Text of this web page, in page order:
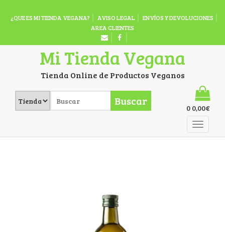
¿QUE ES MI TIENDA VEGANA? AVISO LEGAL
ENVÍOS Y DEVOLUCIONES
AREA CLIENTES
Mi Tienda Vegana
Tienda Online de Productos Veganos
Buscar
0 0,00€